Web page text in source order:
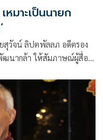
หมาะเป็นนายก
สุวัจน์ ลิปตพัลลภ อดีตรอง
ฒนากล้า ให้สัมภาษณ์ผู้สื่อ
าให้ความเห็นชอบงบ